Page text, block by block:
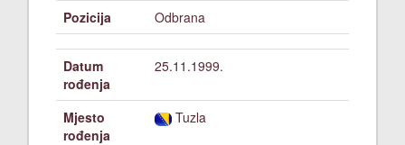
Pozicija Odbrana
Datum
rođenja
25.11.1999.
Mjesto
rođenja
Tuzla